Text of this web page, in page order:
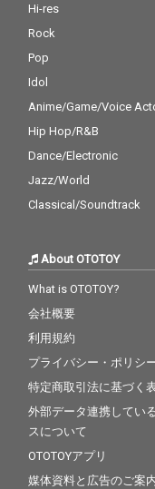
Hi-res
Rock
Pop
Idol
Anime/Game/Voice
Hip Hop/R&B
Dance/Electronic
Jazz/World
Classical/Soundtrack
About OTOTOY
What is OTOTOY?
会社概要
利用規約
プライバシー・ポリシ
特定商取引法に基づく
外部データ連携してい
スについて
OTOTOYアプリ
媒体資料と広告のご案